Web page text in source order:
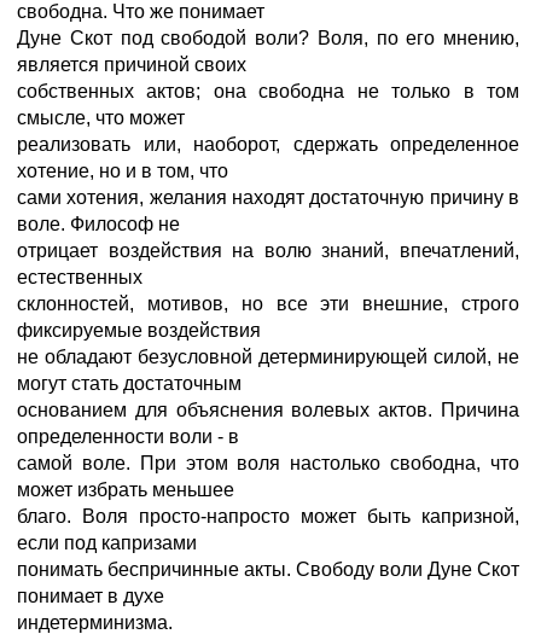
свободна. Что же понимает
Дуне Скот под свободой воли? Воля, по его мнению,
является причиной своих
собственных актов; она свободна не только в том
смысле, что может
реализовать или, наоборот, сдержать определенное
хотение, но и в том, что
сами хотения, желания находят достаточную причину в
воле. Философ не
отрицает воздействия на волю знаний, впечатлений,
естественных
склонностей, мотивов, но все эти внешние, строго
фиксируемые воздействия
не обладают безусловной детерминирующей силой, не
могут стать достаточным
основанием для объяснения волевых актов. Причина
определенности воли - в
самой воле. При этом воля настолько свободна, что
может избрать меньшее
благо. Воля просто-напросто может быть капризной,
если под капризами
понимать беспричинные акты. Свободу воли Дуне Скот
понимает в духе
индетерминизма.